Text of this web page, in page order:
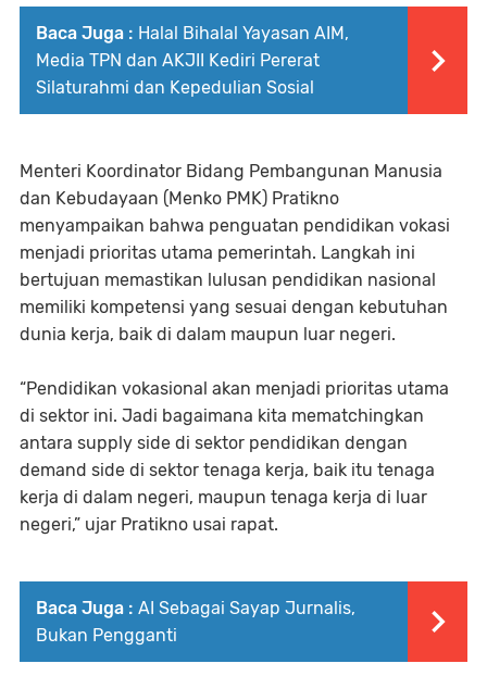
Baca Juga : Halal Bihalal Yayasan AIM,
Media TPN dan AKJII Kediri Pererat
Silaturahmi dan Kepedulian Sosial
Menteri Koordinator Bidang Pembangunan Manusia
dan Kebudayaan (Menko PMK) Pratikno
menyampaikan bahwa penguatan pendidikan vokasi
menjadi prioritas utama pemerintah. Langkah ini
bertujuan memastikan lulusan pendidikan nasional
memiliki kompetensi yang sesuai dengan kebutuhan
dunia kerja, baik di dalam maupun luar negeri.
“Pendidikan vokasional akan menjadi prioritas utama
di sektor ini. Jadi bagaimana kita mematchingkan
antara supply side di sektor pendidikan dengan
demand side di sektor tenaga kerja, baik itu tenaga
kerja di dalam negeri, maupun tenaga kerja di luar
negeri,” ujar Pratikno usai rapat.
Baca Juga : AI Sebagai Sayap Jurnalis,
Bukan Pengganti